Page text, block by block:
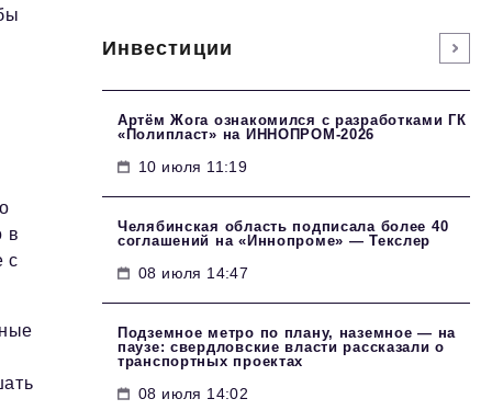
в
с
Инвестиции
Артём Жога ознакомился с разработками ГК
«Полипласт» на ИННОПРОМ-2026
10 июля 11:19
Челябинская область подписала более 40
соглашений на «Иннопроме» — Текслер
08 июля 14:47
Подземное метро по плану, наземное — на
паузе: свердловские власти рассказали о
транспортных проектах
08 июля 14:02